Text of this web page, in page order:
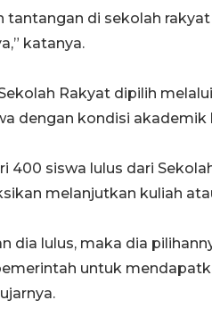
tantangan di sekolah
katanya.
Rakyat dipilih
dengan kondisi akademik
400 siswa lulus dari
melanjutkan kuliah
dia lulus, maka dia
untuk
15